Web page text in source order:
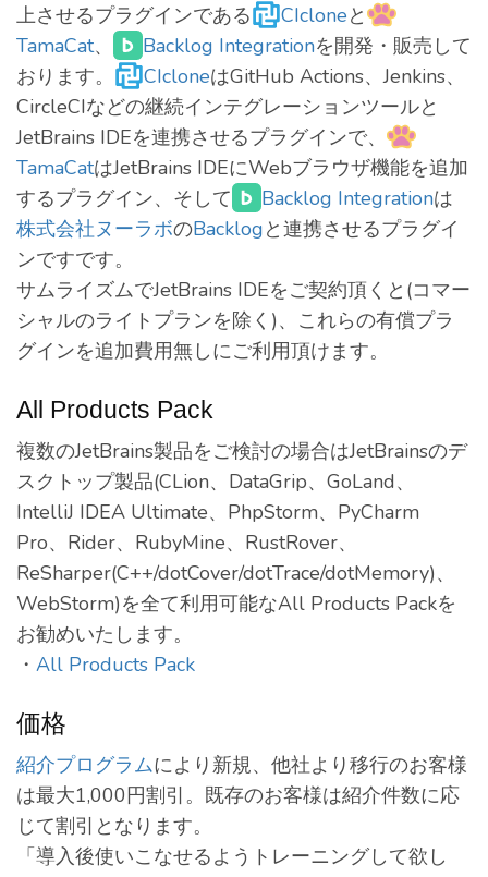
上させるプラグインである
CIcloneと
TamaCat、 Backlog Integrationを開発・販売して
おります。
CIcloneはGitHub Actions、Jenkins、
CircleCIなどの継続インテグレーションツールと
JetBrains IDEを連携させるプラグインで、
TamaCatはJetBrains IDEにWebブラウザ機能を追加
するプラグイン、そして
Backlog Integrationは
株式会社ヌーラボのBacklogと連携させるプラグイ
ンですです。
サムライズムでJetBrains IDEをご契約頂くと(コマー
シャルのライトプランを除く)、これらの有償プラ
グインを追加費用無しにご利用頂けます。
All Products Pack
複数のJetBrains製品をご検討の場合はJetBrainsのデ
スクトップ製品(CLion、DataGrip、GoLand、
IntelliJ IDEA Ultimate、PhpStorm、PyCharm
Pro、Rider、RubyMine、RustRover、
ReSharper(C++/dotCover/dotTrace/dotMemory)、
WebStorm)を全て利用可能なAll Products Packを
お勧めいたします。
・ All Products Pack
価格
紹介プログラムにより新規、他社より移行のお客様
は最大1,000円割引。既存のお客様は紹介件数に応
じて割引となります。
「導入後使いこなせるようトレーニングして欲し